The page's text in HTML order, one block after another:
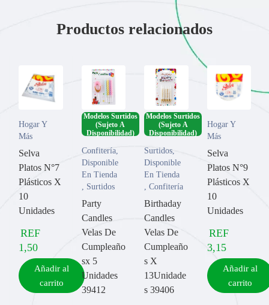
Productos relacionados
Hogar Y
Más
Selva
Platos N°7
Plásticos X
10
Unidades
REF
1,50
Añadir al
carrito
Modelos Surtidos
(Sujeto A
Disponibilidad)
Confitería,
Disponible
En Tienda
Surtidos
Party
Candles
Velas De
Cumpleaño
sx 5
Unidades
39412
Modelos Surtidos
(Sujeto A
Disponibilidad)
Surtidos
Disponible
En Tienda
Confitería
Birthaday
Candles
Velas De
Cumpleaño
s X
13Unidade
s 39406
Hogar Y
Más
Selva
Platos N°9
Plásticos X
10
Unidades
REF
3,15
Añadir al
carrito